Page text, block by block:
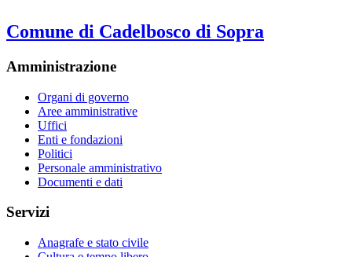
Comune di Cadelbosco di Sopra
Amministrazione
Organi di governo
Aree amministrative
Uffici
Enti e fondazioni
Politici
Personale amministrativo
Documenti e dati
Servizi
Anagrafe e stato civile